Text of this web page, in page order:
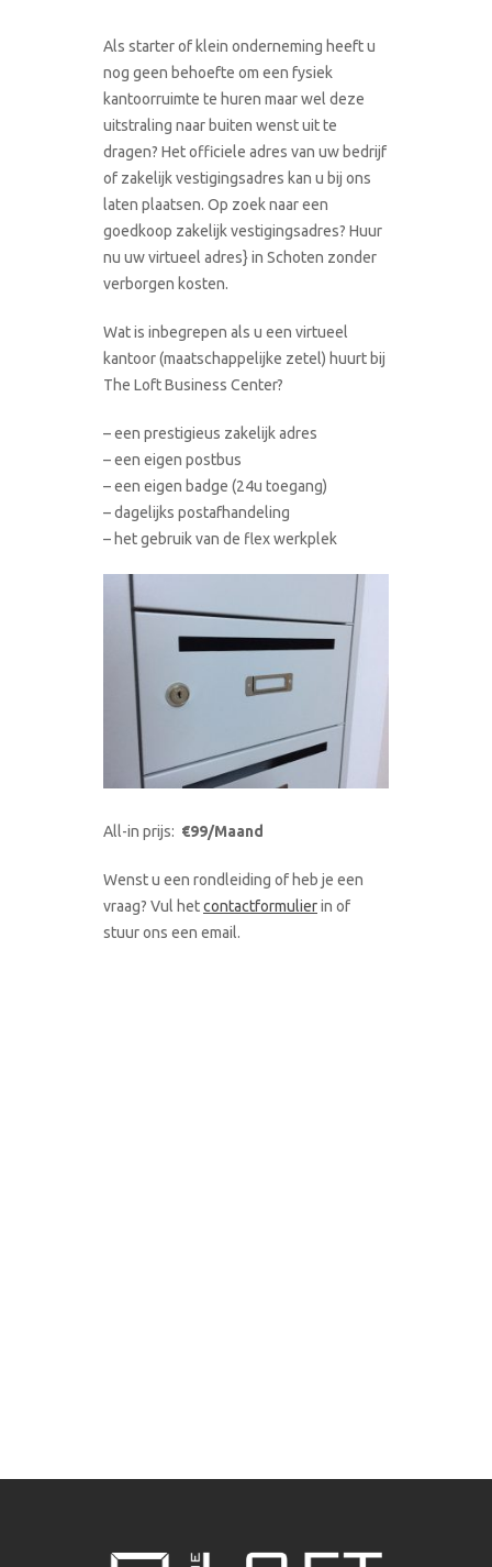
Als starter of klein onderneming heeft u
nog geen behoefte om een fysiek
kantoorruimte te huren maar wel deze
uitstraling naar buiten wenst uit te
dragen? Het officiele adres van uw bedrijf
of zakelijk vestigingsadres kan u bij ons
laten plaatsen. Op zoek naar een
goedkoop zakelijk vestigingsadres? Huur
nu uw virtueel adres} in Schoten zonder
verborgen kosten.
Wat is inbegrepen als u een virtueel
kantoor (maatschappelijke zetel) huurt bij
The Loft Business Center?
– een prestigieus zakelijk adres
– een eigen postbus
– een eigen badge (24u toegang)
– dagelijks postafhandeling
– het gebruik van de flex werkplek
All-in prijs: €99/Maand
Wenst u een rondleiding of heb je een
vraag? Vul hetcontactformulierin of
stuur ons een email.